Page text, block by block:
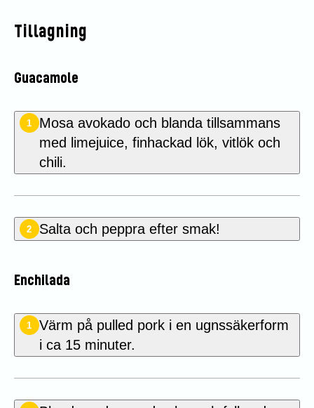
Tillagning
Guacamole
1
Mosa avokado och blanda tillsammans
med limejuice, finhackad lök, vitlök och
chili.
2 Salta och peppra efter smak!
Enchilada
1
Värm på pulled pork i en ugnssäkerform
i ca 15 minuter.